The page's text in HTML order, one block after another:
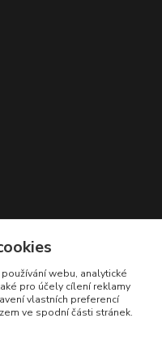
webu, analytické
pro účely cílení reklamy
vlastních preferencí
ve spodní části stránek.